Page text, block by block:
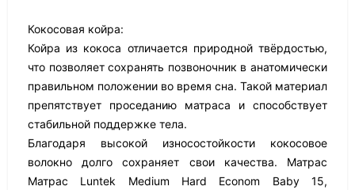
Кокосовая койра:
Койра из кокоса отличается природной твёрдостью,
что позволяет сохранять позвоночник в анатомически
правильном положении во время сна. Такой материал
препятствует проседанию матраса и способствует
стабильной поддержке тела.
Благодаря высокой износостойкости кокосовое
волокно долго сохраняет свои качества. Матрас
Матрас Luntek Medium Hard Econom Baby 15,